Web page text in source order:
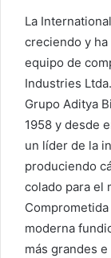
La
creciendo y
equipo de
Industries
Grupo Aditya
1958 y desde
un líder de la
produciendo
colado para el
moderna
más grandes